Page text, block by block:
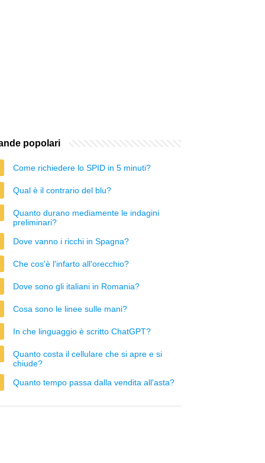
popolari
Come richiedere lo SPID in 5 minuti?
Qual è il contrario del blu?
Quanto durano mediamente le indagini
preliminari?
Dove vanno i ricchi in Spagna?
Che cos'è l'infarto all'orecchio?
Dove sono gli italiani in Romania?
Cosa sono le linee sulle mani?
In che linguaggio è scritto ChatGPT?
Quanto costa il cellulare che si apre e si
chiude?
Quanto tempo passa dalla vendita all'asta?